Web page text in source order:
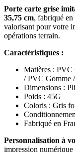
Porte carte grise
35,75 cm, fabriqué
valorisant pour votre
opérations terrain.
Caractéristiques :
Matières : PVC
/ PVC Gomme
Dimensions :
Poids : 45G
Coloris : Gris
Fabriqué en
Personnalisation à
impression